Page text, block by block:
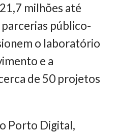
milhões até
público-
o laboratório
e a
de 50 projetos
Porto Digital,